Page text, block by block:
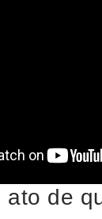
ato de